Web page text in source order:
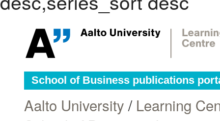
School of Business publications
Aalto University / Learning